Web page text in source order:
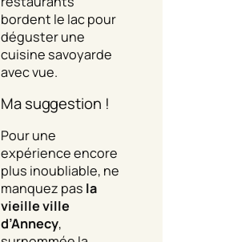
bordent le lac pour
déguster une
cuisine savoyarde
avec vue.
Ma suggestion !
Pour une
expérience encore
plus inoubliable, ne
manquez pas la
vieille ville
d’Annecy,